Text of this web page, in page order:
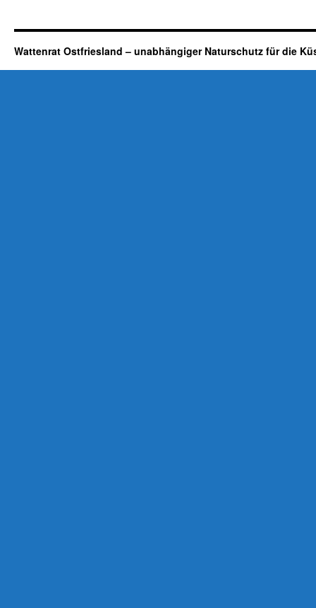
Wattenrat Ostfriesland – unabhängiger Naturschutz für die